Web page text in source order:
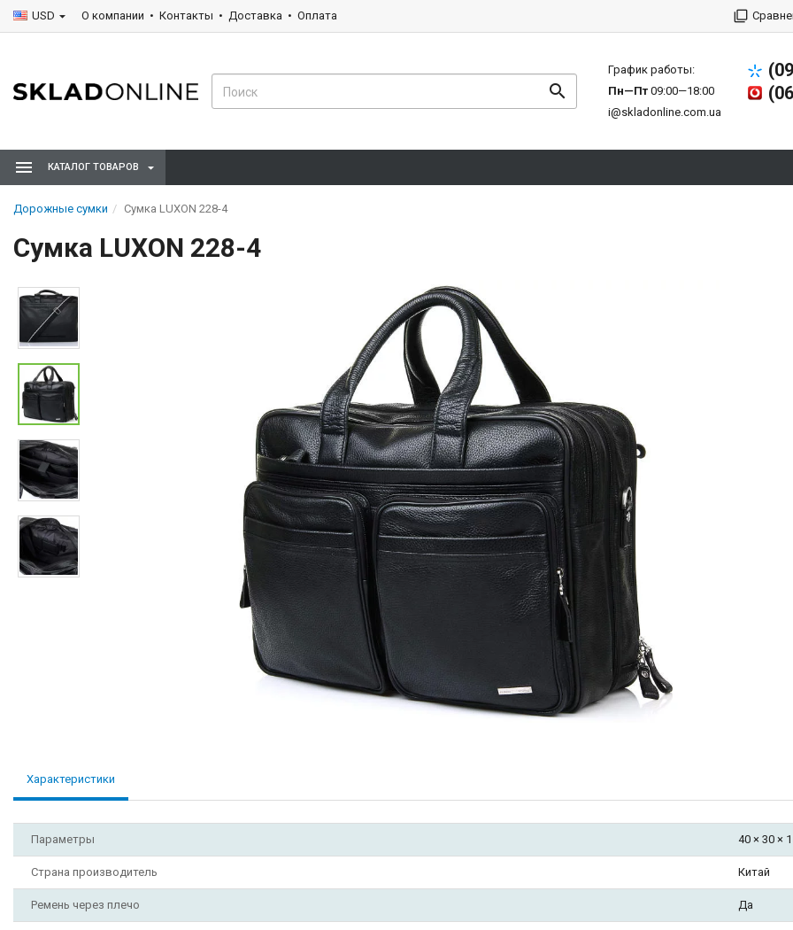
USD О компании Контакты Доставка Оплата
График работы:
Пн—Пт09:00—18:00
i@skladonline.com.ua
КАТАЛОГ ТОВАРОВ
Дорожные сумки Сумка LUXON 228-4
Сумка LUXON 228-4
Характеристики
Параметры 40 × 30 ×
Страна производитель Китай
Ремень через плечо Да